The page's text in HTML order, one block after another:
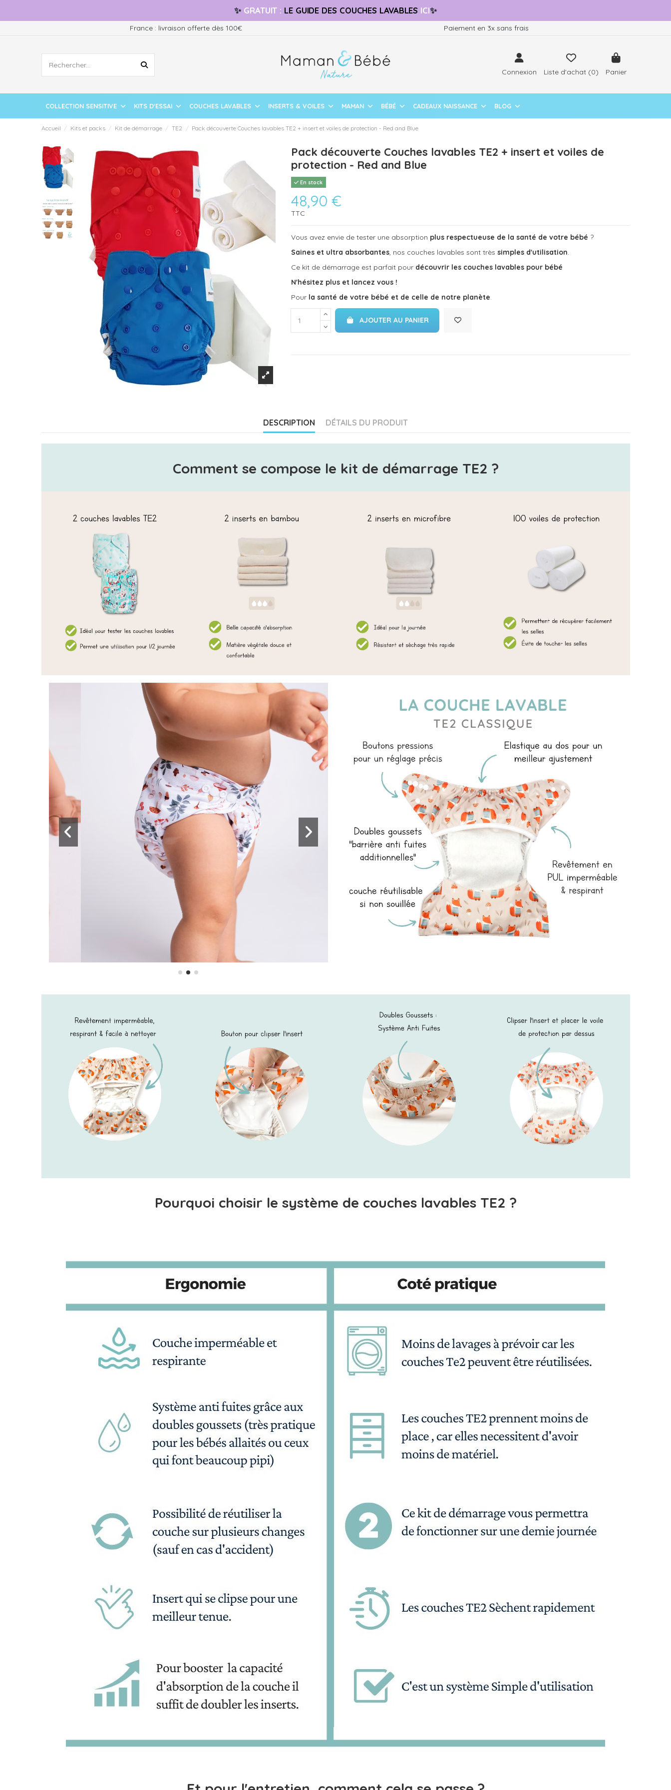
✨ GRATUIT : LE GUIDE DES COUCHES LAVABLES ICI✨
France : livraison offerte dès 100€ Paiement en 3x sans frais
Connexion Liste d'achat (0) Panier
COLLECTION SENSITIVE KITS D'ESSAI COUCHES LAVABLES INSERTS & VOILES MAMAN BÉBÉ CADEAUX NAISSANCE BLOG
Accueil Kits et packs Kit de démarrage TE2 Pack découverte Couches lavables TE2 + insert et voiles de protection - Red and Blue
Pack découverte Couches lavables TE2 + insert et voiles de
protection - Red and Blue
En stock
48,90 €
TTC
Vous avez envie de tester une absorption plus respectueuse de la santé de votre bébé ?
Saines et ultra absorbantes, nos couches lavables sont très simples d'utilisation.
Ce kit de démarrage est parfait pour découvrir les couches lavables pour bébé
N'hésitez plus et lancez vous !
Pour la santé de votre bébé et de celle de notre planète.
AJOUTER AU PANIER
DESCRIPTION DÉTAILS DU PRODUIT
Comment se compose le kit de démarrage TE2 ?
Pourquoi choisir le système de couches lavables TE2 ?